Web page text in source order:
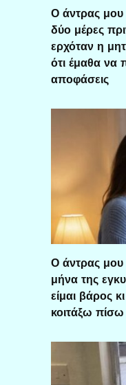
Ο άντρας
δύο μέρες
ερχόταν η
ότι έμαθα να
αποφάσεις
Ο άντρας μου
μήνα της
είμαι βάρος
κοιτάξω πίσω